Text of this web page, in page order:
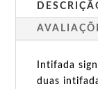
Intifada
duas